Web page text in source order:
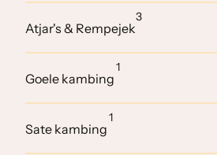
Atjar's & Rempejek
3
Goele kambing
1
Sate kambing
1